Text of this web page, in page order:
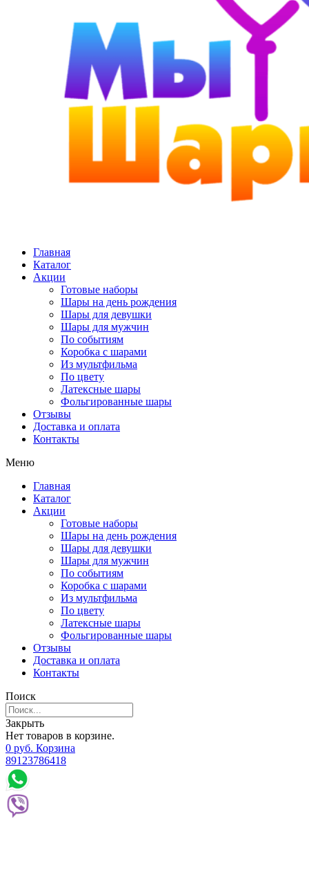
Главная
Каталог
Акции
Готовые наборы
Шары на день рождения
Шары для девушки
Шары для мужчин
По событиям
Коробка с шарами
Из мультфильма
По цвету
Латексные шары
Фольгированные шары
Отзывы
Доставка и оплата
Контакты
Меню
Главная
Каталог
Акции
Готовые наборы
Шары на день рождения
Шары для девушки
Шары для мужчин
По событиям
Коробка с шарами
Из мультфильма
По цвету
Латексные шары
Фольгированные шары
Отзывы
Доставка и оплата
Контакты
Поиск
Закрыть
Нет товаров в корзине.
0 руб. Корзина
89123786418